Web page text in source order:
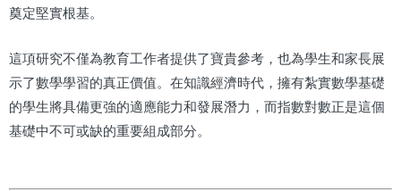
奠定堅實根基。
這項研究不僅為教育工作者提供了寶貴參考，也為學生和家長展
示了數學學習的真正價值。在知識經濟時代，擁有紮實數學基礎
的學生將具備更強的適應能力和發展潛力，而指數對數正是這個
基礎中不可或缺的重要組成部分。